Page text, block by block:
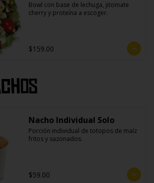
Bowl con base de lechuga, jitomate
cherry y proteína a escoger.
$159.00
Nacho Individual Solo
Porción individual de totopos de maíz
fritos y sazonados.
$59.00